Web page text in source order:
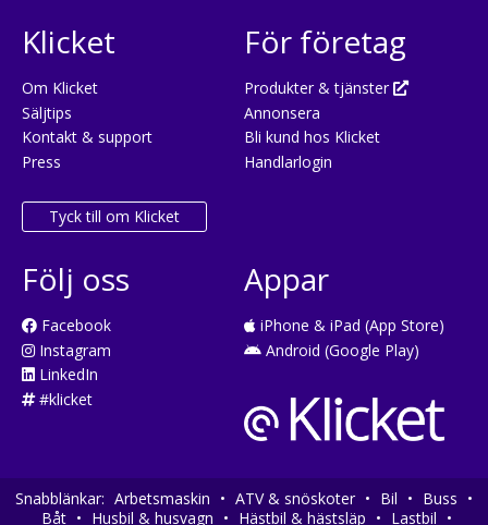
Klicket
Om Klicket
Säljtips
Kontakt & support
Press
Tyck till om Klicket
För företag
Produkter & tjänster
Annonsera
Bli kund hos Klicket
Handlarlogin
Följ oss
Facebook
Instagram
LinkedIn
#klicket
Appar
iPhone & iPad (App Store)
Android (Google Play)
Snabblänkar: Arbetsmaskin • ATV & snöskoter • Bil • Buss •
Båt • Husbil & husvagn • Hästbil & hästsläp • Lastbil •